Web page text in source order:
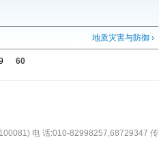
地质灾害与防御 ›
60
电 话:010-82998257,68729347 传